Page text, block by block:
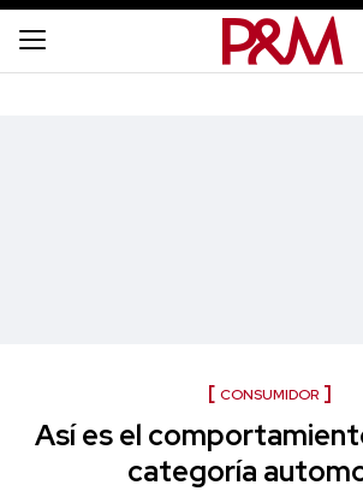
CONSUMIDOR
Así es el
categoría